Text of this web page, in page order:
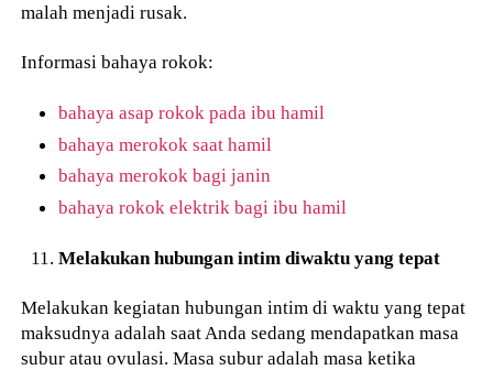
malah menjadi rusak.
Informasi bahaya rokok:
bahaya asap rokok pada ibu hamil
bahaya merokok saat hamil
bahaya merokok bagi janin
bahaya rokok elektrik bagi ibu hamil
Melakukan hubungan intim diwaktu yang tepat
Melakukan kegiatan hubungan intim di waktu yang tepat
maksudnya adalah saat Anda sedang mendapatkan masa
subur atau ovulasi. Masa subur adalah masa ketika